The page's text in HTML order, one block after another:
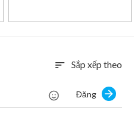
sort Sắp xếp theo
Đăng